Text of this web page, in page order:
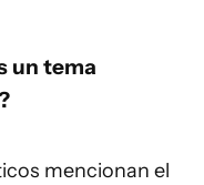
un tema
mencionan el